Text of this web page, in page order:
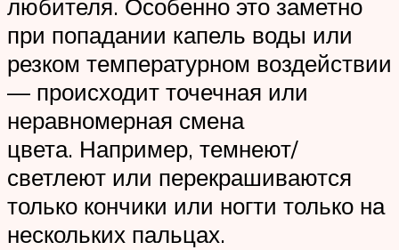
любителя. Особенно это заметно
при попадании капель воды или
резком температурном воздействии
— происходит точечная или
неравномерная смена
цвета. Например, темнеют/
светлеют или перекрашиваются
только кончики или ногти только на
нескольких пальцах.